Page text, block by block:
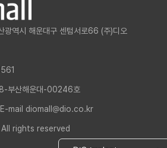
광역시 해운대구 센텀서로66 (주)디오
부산해운대-00246호
E-mail diomall@dio.co.kr
rights reserved